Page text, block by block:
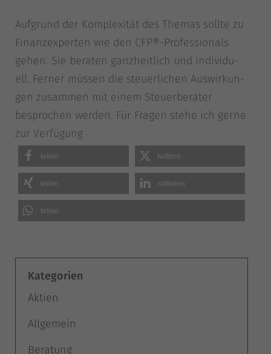
Auf­grund der Kom­ple­xi­tät des The­mas soll­te zu
Finanz­ex­per­ten wie den CFP®-Professionals
gehen. Sie bera­ten ganz­heit­lich und indi­vi­du­
ell. Fer­ner müs­sen die steu­er­li­chen Aus­wir­kun­
gen zusam­men mit einem Steu­er­be­ra­ter
bespro­chen wer­den. Für Fra­gen ste­he ich ger­ne
zur Verfügung
tei­len twit­tern
tei­len mit­tei­len
tei­len
Kategorien
Aktien
Allgemein
Beratung